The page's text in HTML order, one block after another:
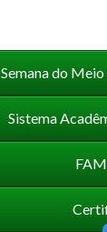
Semana do
Sistema